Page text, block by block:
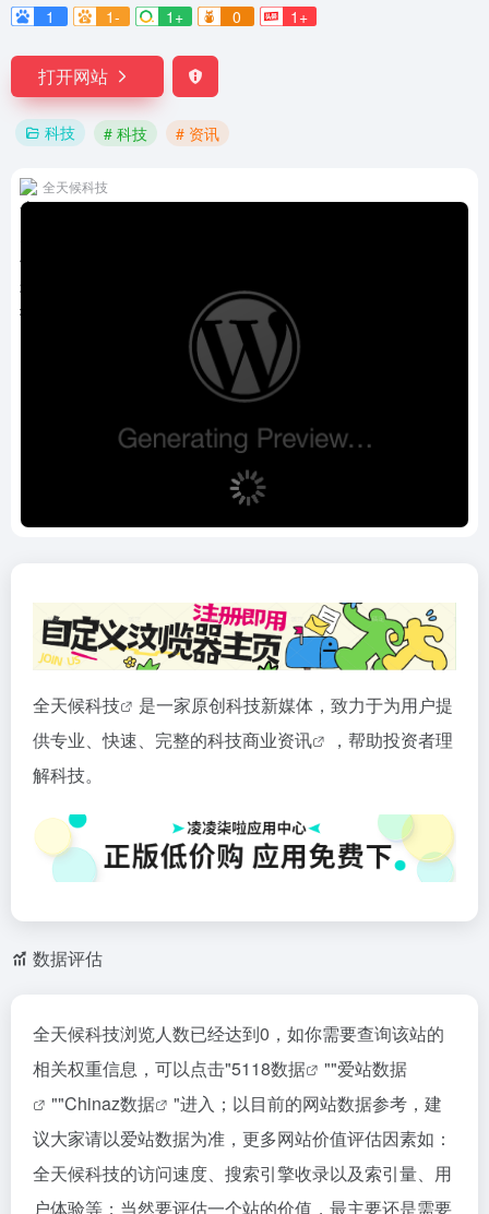
1
1- 1+ 0 1+
打开网站
科技 # 科技 # 资讯
全天候科技
全天候科技
是一家原创科技新媒体，致力于为用户提
供专业、快速、完整的科技商业资讯
，帮助投资者理
解科技。
数据评估
全天候科技浏览人数已经达到0，如你需要查询该站的
相关权重信息，可以点击"5118数据 ""爱站数据
""Chinaz数据
"进入；以目前的网站数据参考，建
议大家请以爱站数据为准，更多网站价值评估因素如：
全天候科技的访问速度、搜索引擎收录以及索引量、用
户体验等；当然要评估一个站的价值，最主要还是需要